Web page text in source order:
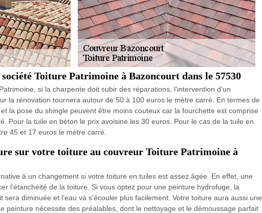
Toiture Patrimoine à Bazoncourt dans le 57530
si la charpente doit subir des réparations, l’intervention d’un
la rénovation tournera autour de 50 à 100 euros le mètre carré. En termes de
la pose du shingle peuvent être moins couteux car la fourchette est comprise
Pour la tuile en béton le prix avoisine les 30 euros. Pour le cas de la tuile en
45 et 17 euros le mètre carré.
sur votre toiture au couvreur Toiture Patrimoine à
à un changement si votre toiture en tuiles est assez âgée. En effet, une
l’étanchéité de la toiture. Si vous optez pour une peinture hydrofuge, la
sera diminuée et l’eau va s’écouler plus facilement. Votre toiture aura aussi une
peinture nécessite des préalables, dont le nettoyage et le démoussage parfait